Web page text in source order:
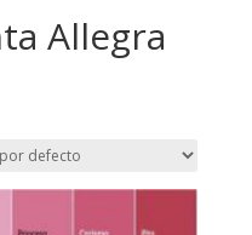
Allegra